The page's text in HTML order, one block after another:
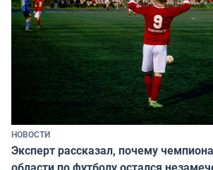
НОВОСТИ
Эксперт рассказал, почему